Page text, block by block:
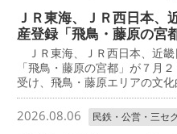
ＪＲ東海、ＪＲ西日本
産登録「飛鳥・藤原の宮
ＪＲ東海、ＪＲ西日本、近畿
「飛鳥・藤原の宮都」が７月
受け、飛鳥・藤原エリアの文
2026.08.06 民鉄・公営・三セク